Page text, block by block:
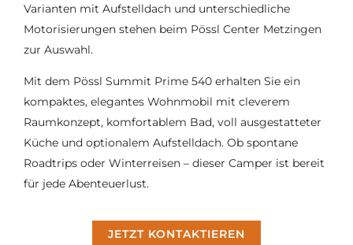
Varianten mit Aufstelldach und unterschiedliche
Motorisierungen stehen beim Pössl Center Metzingen
zur Auswahl.
Mit dem Pössl Summit Prime 540 erhalten Sie ein
kompaktes, elegantes Wohnmobil mit cleverem
Raumkonzept, komfortablem Bad, voll ausgestatteter
Küche und optionalem Aufstelldach. Ob spontane
Roadtrips oder Winterreisen – dieser Camper ist bereit
für jede Abenteuerlust.
JETZT KONTAKTIEREN